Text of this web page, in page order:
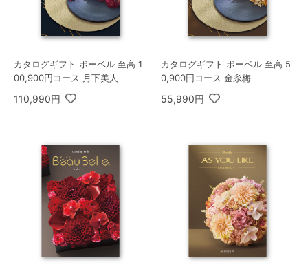
カタログギフト ボーベル 至高 1
00,900円コース 月下美人
110,990円
カタログギフト ボーベル 至高 5
0,900円コース 金糸梅
55,990円